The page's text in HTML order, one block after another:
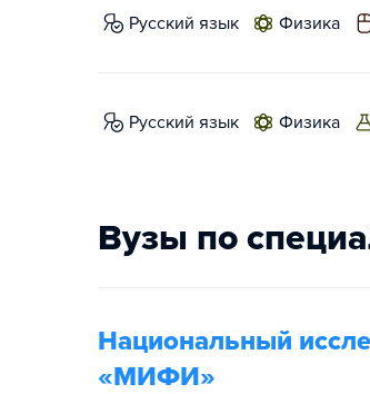
русский язык физика
русский язык физика
Вузы по
Национальный
«МИФИ»